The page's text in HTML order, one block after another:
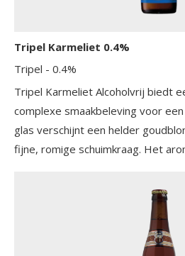
Tripel Karmeliet 0.4%
Tripel - 0.4%
Tripel Karmeliet Alcoholvrij biedt
complexe smaakbeleving voor
glas verschijnt een helder
fijne, romige schuimkraag. Het
kruidigheid en een zachte
zachte graanaroma's samen met
accenten en hints van
haver zorgt voor extra rondheid